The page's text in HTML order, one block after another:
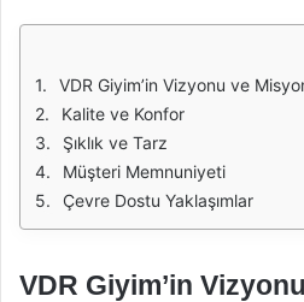
VDR Giyim’in Vizyonu ve
Kalite ve Konfor
Şıklık ve Tarz
Müşteri Memnuniyeti
Çevre Dostu Yaklaşımlar
VDR Giyim’in